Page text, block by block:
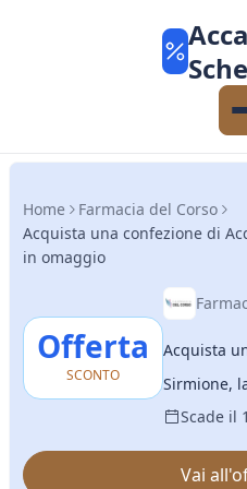
Home
Farmacia del Corso
Acquista una confezione di
in omaggio
Offerta
SCONTO
Acquista
Sirmione,
Scade il
Vai